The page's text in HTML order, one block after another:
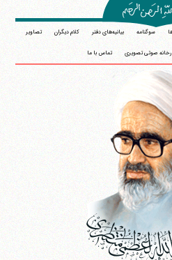
سوگنامه بیانیه‌های دفتر کلام دیگران تصاویر
صوتی تصویری تماس با ما
منتظری
آیت‌الله منتظری
بلوار شهید محمّد منتظری، كوچه
3713744381